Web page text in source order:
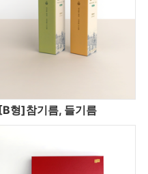
[B형]참기름, 들기름